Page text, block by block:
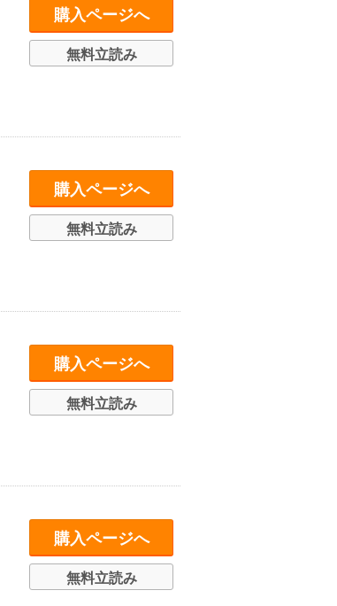
購入ページへ
無料立読み
購入ページへ
無料立読み
購入ページへ
無料立読み
購入ページへ
無料立読み